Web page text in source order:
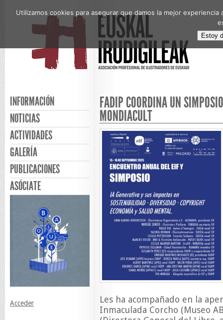
INFORMACIÓN
NOTICIAS
ACTIVIDADES
GALERÍA
PUBLICACIONES
ASÓCIATE
Acceder
FADIP COORDINA UN
MONDIACULT
Les ha acompañado en la
Inmaculada Corcho (Museo
Utilizamos cookies para asegurar que damos la mejor
Estoy